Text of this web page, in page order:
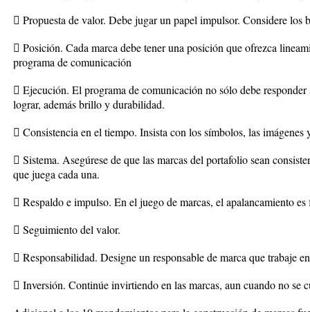
 Propuesta de valor. Debe jugar un papel impulsor. Considere los
 Posición. Cada marca debe tener una posición que ofrezca
programa de comunicación
 Ejecución. El programa de comunicación no sólo debe
lograr, además brillo y durabilidad.
 Consistencia en el tiempo. Insista con los símbolos, las imágenes
 Sistema. Asegúrese de que las marcas del portafolio sean
que juega cada una.
 Respaldo e impulso. En el juego de marcas, el apalancamiento
 Seguimiento del valor.
 Responsabilidad. Designe un responsable de marca que trabaje
 Inversión. Continúe invirtiendo en las marcas, aun cuando no se